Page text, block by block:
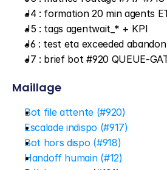
J4 : formation 20 min agents
J5 : tags agentwait_* + KPI
J6 : test eta exceeded
J7 : brief bot #920 QUEUE-
Maillage
Bot file attente (#920)
Escalade indispo (#917)
Bot hors dispo (#918)
Handoff humain (#12)